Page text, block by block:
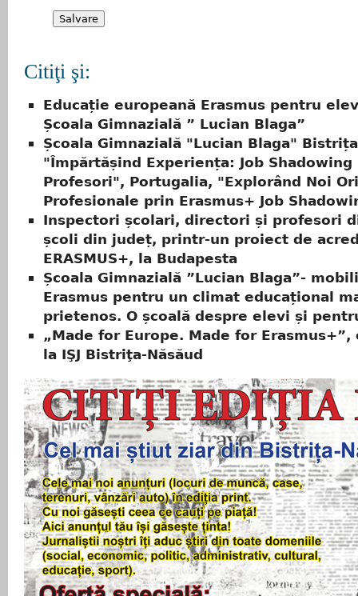
Citiţi şi:
Educație europeană Erasmus pentru
Școala Gimnazială ” Lucian Blaga”
Școala Gimnazială "Lucian Blaga"
"Împărtășind Experiența: Job
Profesori", Portugalia, "Explorând Noi
Profesionale prin Erasmus+ Job
Inspectori școlari, directori și profesori
școli din județ, printr-un proiect de
ERASMUS+, la Budapesta
Școala Gimnazială ”Lucian Blaga”-
Erasmus pentru un climat educațional
prietenos. O școală despre elevi și
„Made for Europe. Made for
la IŞJ Bistriţa-Năsăud